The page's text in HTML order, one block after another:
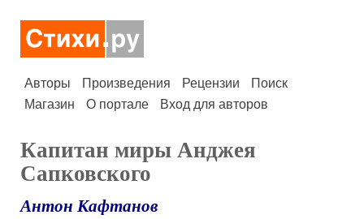
Авторы Произведения Рецензии
Поиск
Магазин
О портале Вход для авторов
Капитан миры Анджея
Сапковского
Антон Кафтанов